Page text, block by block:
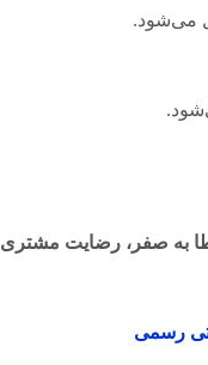
می‌شود.
به صفر، رضایت مشتری
رسمی